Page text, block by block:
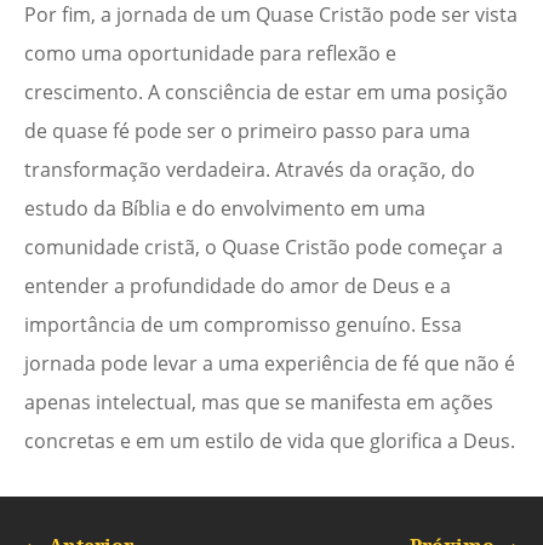
Por fim, a jornada de um Quase Cristão pode ser vista
como uma oportunidade para reflexão e
crescimento. A consciência de estar em uma posição
de quase fé pode ser o primeiro passo para uma
transformação verdadeira. Através da oração, do
estudo da Bíblia e do envolvimento em uma
comunidade cristã, o Quase Cristão pode começar a
entender a profundidade do amor de Deus e a
importância de um compromisso genuíno. Essa
jornada pode levar a uma experiência de fé que não é
apenas intelectual, mas que se manifesta em ações
concretas e em um estilo de vida que glorifica a Deus.